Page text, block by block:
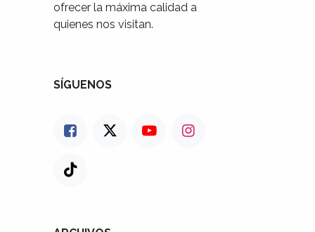
ofrecer la máxima calidad a
quienes nos visitan.
SÍGUENOS